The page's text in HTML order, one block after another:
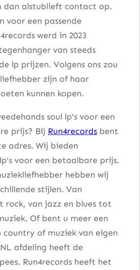
dan alstublieft contact op.
voor een passende
werd in 2023
van steeds
lp prijzen. Volgens ons zou
zijn of haar
kunnen kopen.
soul lp’s voor een
prijs? Bij Run4records bent
adres. Wij bieden
voor een betaalbare prijs.
hebben wij
stijlen. Van
rock, van jazz en blues tot
Of bent u meer een
country of muziek van eigen
afdeling heeft de
Run4records heeft het